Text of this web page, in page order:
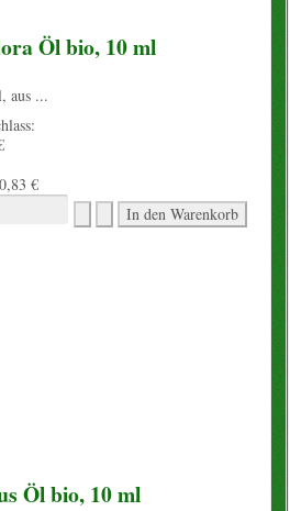
Öl bio, 10 ml
aus ...
0,83 €
Öl bio, 10 ml